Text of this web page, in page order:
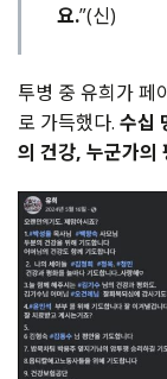
요.”(신)
투병 중 유희가 페
로 가득했다. 수십
의 건강, 누군가의